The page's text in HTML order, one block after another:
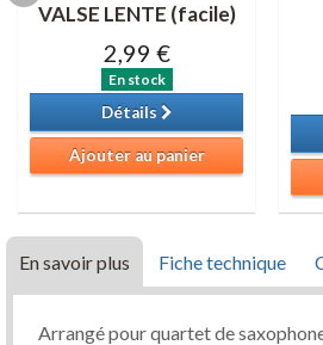
VALSE LENTE (facile)
2,99 €
En stock
Détails
Ajouter au panier
En savoir plus Fiche technique
Arrangé pour quartet de